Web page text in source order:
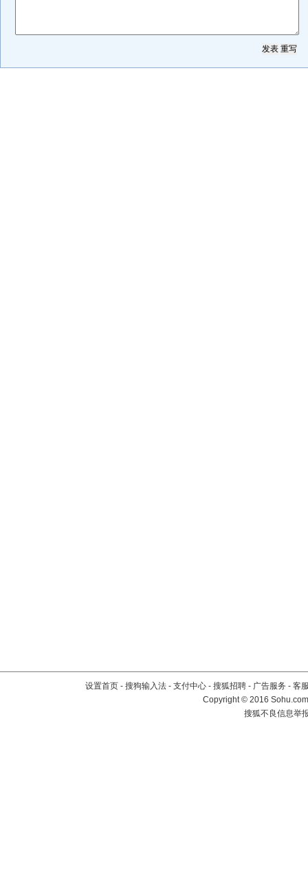
设置首页 - 搜狗输入法 - 支付中心 - 搜狐招聘 - 广告服务 - 客
Copyright©2016
搜狐不良信息举